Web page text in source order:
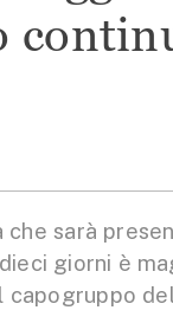
che sarà
giorni è
capogruppo